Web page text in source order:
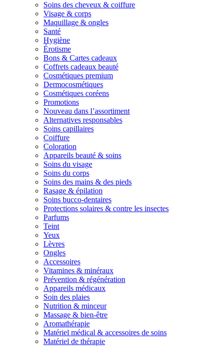
Soins des cheveux & coiffure
Visage & corps
Maquillage & ongles
Santé
Hygiène
Érotisme
Bons & Cartes cadeaux
Coffrets cadeaux beauté
Cosmétiques premium
Dermocosmétiques
Cosmétiques coréens
Promotions
Nouveau dans l’assortiment
Alternatives responsables
Soins capillaires
Coiffure
Coloration
Appareils beauté & soins
Soins du visage
Soins du corps
Soins des mains & des pieds
Rasage & épilation
Soins bucco-dentaires
Protections solaires & contre les insectes
Parfums
Teint
Yeux
Lèvres
Ongles
Accessoires
Vitamines & minéraux
Prévention & régénération
Appareils médicaux
Soin des plaies
Nutrition & minceur
Massage & bien-être
Aromathérapie
Matériel médical & accessoires de soins
Matériel de thérapie